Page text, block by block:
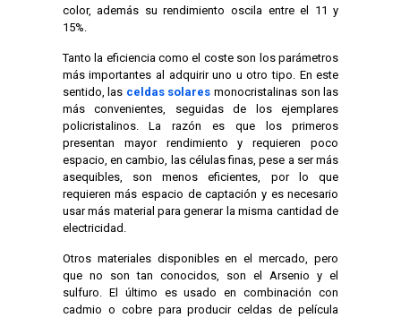
color, además su rendimiento oscila entre el 11 y
15%.
Tanto la eficiencia como el coste son los parámetros
más importantes al adquirir uno u otro tipo. En este
sentido, las celdas solares monocristalinas son las
más convenientes, seguidas de los ejemplares
policristalinos. La razón es que los primeros
presentan mayor rendimiento y requieren poco
espacio, en cambio, las células finas, pese a ser más
asequibles, son menos eficientes, por lo que
requieren más espacio de captación y es necesario
usar más material para generar la misma cantidad de
electricidad.
Otros materiales disponibles en el mercado, pero
que no son tan conocidos, son el Arsenio y el
sulfuro. El último es usado en combinación con
cadmio o cobre para producir celdas de película